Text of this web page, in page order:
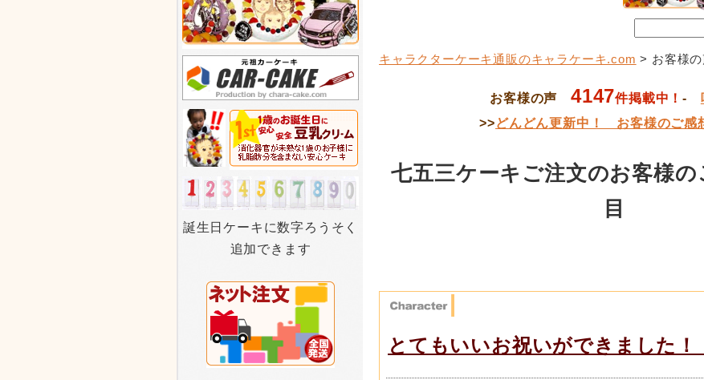
キャラクターケーキ通販のキャラケーキ.com > お客様の
お客様の声4147件掲載中！-
>>どんどん更新中！ お客様のご感
七五三ケーキご注文のお客様
目
とてもいいお祝いができました！
誕生日ケーキに数字ろうそく
追加できます